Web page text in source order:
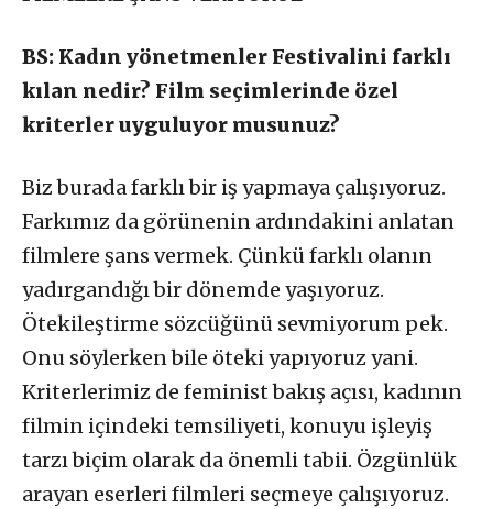
BS: Kadın yönetmenler Festivalini farklı
kılan nedir? Film seçimlerinde özel
kriterler uyguluyor musunuz?
Biz burada farklı bir iş yapmaya çalışıyoruz.
Farkımız da görünenin ardındakini anlatan
filmlere şans vermek. Çünkü farklı olanın
yadırgandığı bir dönemde yaşıyoruz.
Ötekileştirme sözcüğünü sevmiyorum pek.
Onu söylerken bile öteki yapıyoruz yani.
Kriterlerimiz de feminist bakış açısı, kadının
filmin içindeki temsiliyeti, konuyu işleyiş
tarzı biçim olarak da önemli tabii. Özgünlük
arayan eserleri filmleri seçmeye çalışıyoruz.